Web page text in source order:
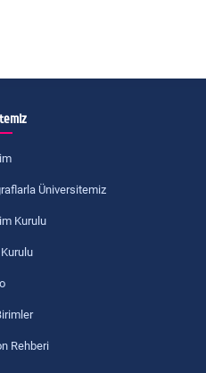
Üniversitemiz
Kurulu
Rehberi